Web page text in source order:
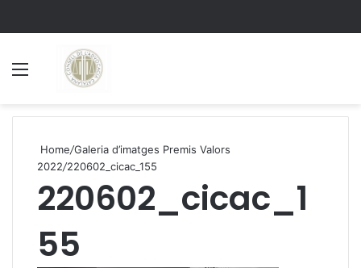
Home/Galeria d’imatges Premis Valors
2022/220602_cicac_155
220602_cicac_1
55